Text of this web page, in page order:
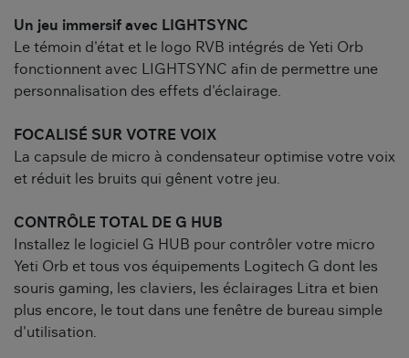
Un jeu immersif avec LIGHTSYNC
Le témoin d'état et le logo RVB intégrés de Yeti Orb
fonctionnent avec LIGHTSYNC afin de permettre une
personnalisation des effets d'éclairage.
FOCALISÉ SUR VOTRE VOIX
La capsule de micro à condensateur optimise votre voix
et réduit les bruits qui gênent votre jeu.
CONTRÔLE TOTAL DE G HUB
Installez le logiciel G HUB pour contrôler votre micro
Yeti Orb et tous vos équipements Logitech G dont les
souris gaming, les claviers, les éclairages Litra et bien
plus encore, le tout dans une fenêtre de bureau simple
d'utilisation.